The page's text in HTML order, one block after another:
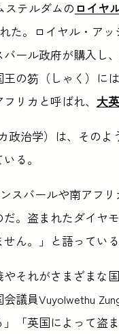
ステルダムのロイヤ
た。ロイヤル・ア
ール政府が購入し
の笏（しゃく）に
リカと呼ばれ、 大
政治学）は、その
る。
スバールや南アフ
。盗まれたダイヤ
ん。」と語っている
それがさまざまな
議員Vuyolwethu
「英国によって盗